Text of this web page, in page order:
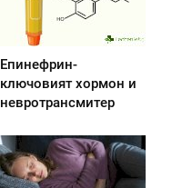
Епинефрин-
ключовият хормон и
невротрансмитер